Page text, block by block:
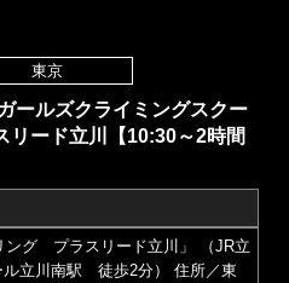
東京
ールズクライミングスクー
リード立川【10:30～2時間
ング プラスリード立川」 （JR立
立川南駅 徒歩2分） 住所／東